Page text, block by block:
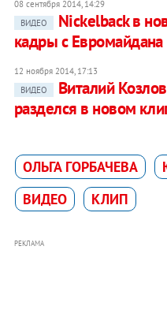
08 сентября 2014, 14:29
ВИДЕО
Nickelback в
кадры с Евромайдана
12 ноября 2014, 17:13
ВИДЕО
Виталий
разделся в новом
ОЛЬГА ГОРБАЧЕВА
ВИДЕО
КЛИП
РЕКЛАМА